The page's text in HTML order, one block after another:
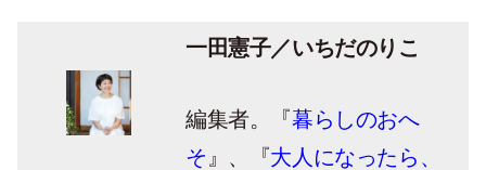
一田憲子／いちだのりこ
編集者。『暮らしのおへ
そ 』、『大人になったら、